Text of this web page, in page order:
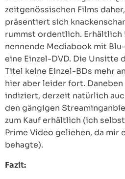
zeitgenössischen Films
präsentiert sich
rummst ordentlich. Erhältlich
nennende Mediabook mit
eine Einzel-DVD. Die Unsitte
Titel keine Einzel-BDs mehr
hier aber leider fort.
indiziert, derzeit natürlich
den gängigen
zum Kauf erhältlich (ich
Prime Video geliehen, da mir
behagte).
Fazit: